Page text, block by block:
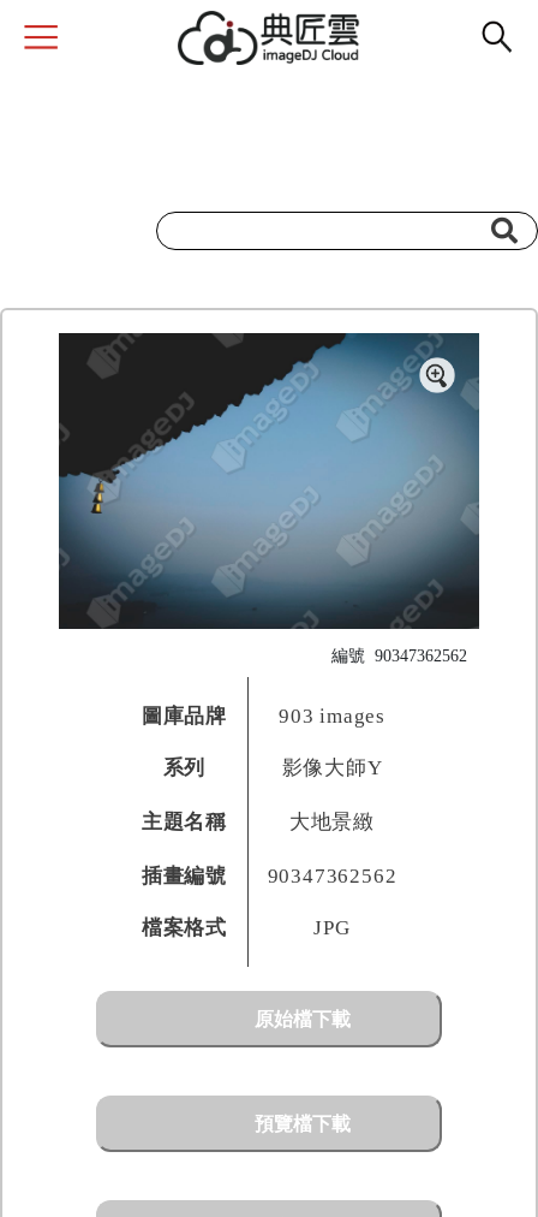
編號 90347362562
圖庫品牌 903 images
系列 影像大師Y
主題名稱 大地景緻
插畫編號 90347362562
檔案格式 JPG
原始檔下載
預覽檔下載